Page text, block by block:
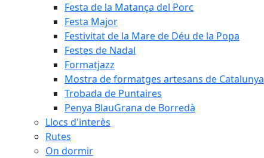
Festa de la Matança del Porc
Festa Major
Festivitat de la Mare de Déu de la Popa
Festes de Nadal
Formatjazz
Mostra de formatges artesans de Catalunya
Trobada de Puntaires
Penya BlauGrana de Borredà
Llocs d'interès
Rutes
On dormir